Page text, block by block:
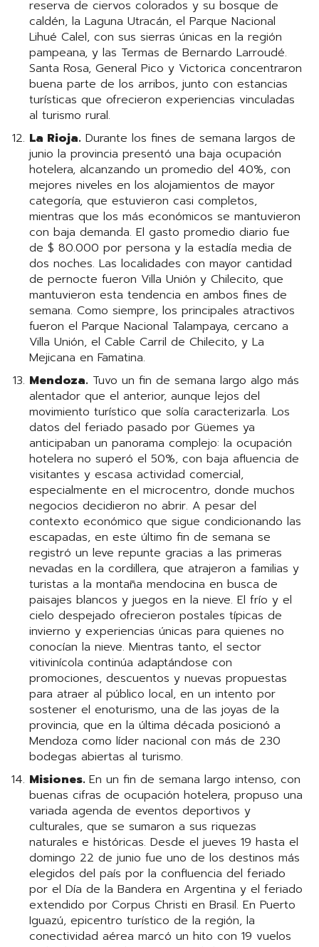
reserva de ciervos colorados y su bosque de
caldén, la Laguna Utracán, el Parque Nacional
Lihué Calel, con sus sierras únicas en la región
pampeana, y las Termas de Bernardo Larroudé.
Santa Rosa, General Pico y Victorica concentraron
buena parte de los arribos, junto con estancias
turísticas que ofrecieron experiencias vinculadas
al turismo rural.
La Rioja. Durante los fines de semana largos de
junio la provincia presentó una baja ocupación
hotelera, alcanzando un promedio del 40%, con
mejores niveles en los alojamientos de mayor
categoría, que estuvieron casi completos,
mientras que los más económicos se mantuvieron
con baja demanda. El gasto promedio diario fue
de $ 80.000 por persona y la estadía media de
dos noches. Las localidades con mayor cantidad
de pernocte fueron Villa Unión y Chilecito, que
mantuvieron esta tendencia en ambos fines de
semana. Como siempre, los principales atractivos
fueron el Parque Nacional Talampaya, cercano a
Villa Unión, el Cable Carril de Chilecito, y La
Mejicana en Famatina.
Mendoza. Tuvo un fin de semana largo algo más
alentador que el anterior, aunque lejos del
movimiento turístico que solía caracterizarla. Los
datos del feriado pasado por Güemes ya
anticipaban un panorama complejo: la ocupación
hotelera no superó el 50%, con baja afluencia de
visitantes y escasa actividad comercial,
especialmente en el microcentro, donde muchos
negocios decidieron no abrir. A pesar del
contexto económico que sigue condicionando las
escapadas, en este último fin de semana se
registró un leve repunte gracias a las primeras
nevadas en la cordillera, que atrajeron a familias y
turistas a la montaña mendocina en busca de
paisajes blancos y juegos en la nieve. El frío y el
cielo despejado ofrecieron postales típicas de
invierno y experiencias únicas para quienes no
conocían la nieve. Mientras tanto, el sector
vitivinícola continúa adaptándose con
promociones, descuentos y nuevas propuestas
para atraer al público local, en un intento por
sostener el enoturismo, una de las joyas de la
provincia, que en la última década posicionó a
Mendoza como líder nacional con más de 230
bodegas abiertas al turismo.
Misiones. En un fin de semana largo intenso, con
buenas cifras de ocupación hotelera, propuso una
variada agenda de eventos deportivos y
culturales, que se sumaron a sus riquezas
naturales e históricas. Desde el jueves 19 hasta el
domingo 22 de junio fue uno de los destinos más
elegidos del país por la confluencia del feriado
por el Día de la Bandera en Argentina y el feriado
extendido por Corpus Christi en Brasil. En Puerto
Iguazú, epicentro turístico de la región, la
conectividad aérea marcó un hito con 19 vuelos